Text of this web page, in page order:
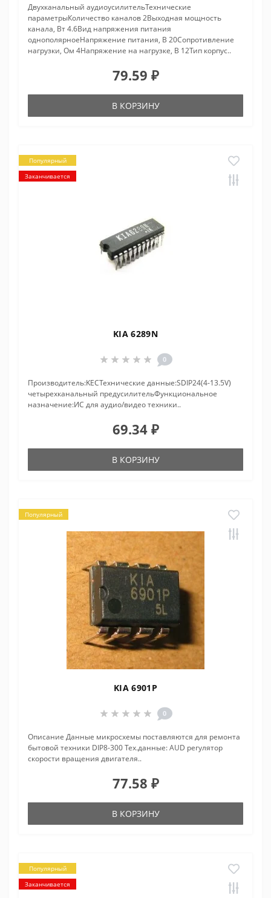
Двухканальный аудиоусилительТехнические
параметрыКоличество каналов 2Выходная мощность
канала, Вт 4.6Вид напряжения питания
однополярноеНапряжение питания, В 20Сопротивление
нагрузки, Ом 4Напряжение на нагрузке, В 12Тип корпус..
79.59 ₽
В КОРЗИНУ
Популярный
Заканчивается
KIA 6289N
0
Производитель:KECТехнические данные:SDIP24(4-13.5V)
четырехканальный предусилительФункциональное
назначение:ИС для аудио/видео техники..
69.34 ₽
В КОРЗИНУ
Популярный
KIA 6901P
0
Описание Данные микросхемы поставляются для ремонта
бытовой техники DIP8-300 Тех.данные: AUD pегулятоp
скоpости вpащения двигателя..
77.58 ₽
В КОРЗИНУ
Популярный
Заканчивается